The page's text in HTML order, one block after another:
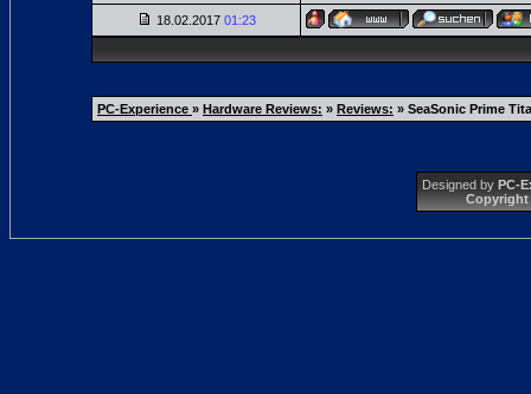
18.02.2017 01:23
PC-Experience » Hardware Reviews: » Reviews: » SeaSonic Prime
Designed by PC-
Copyright